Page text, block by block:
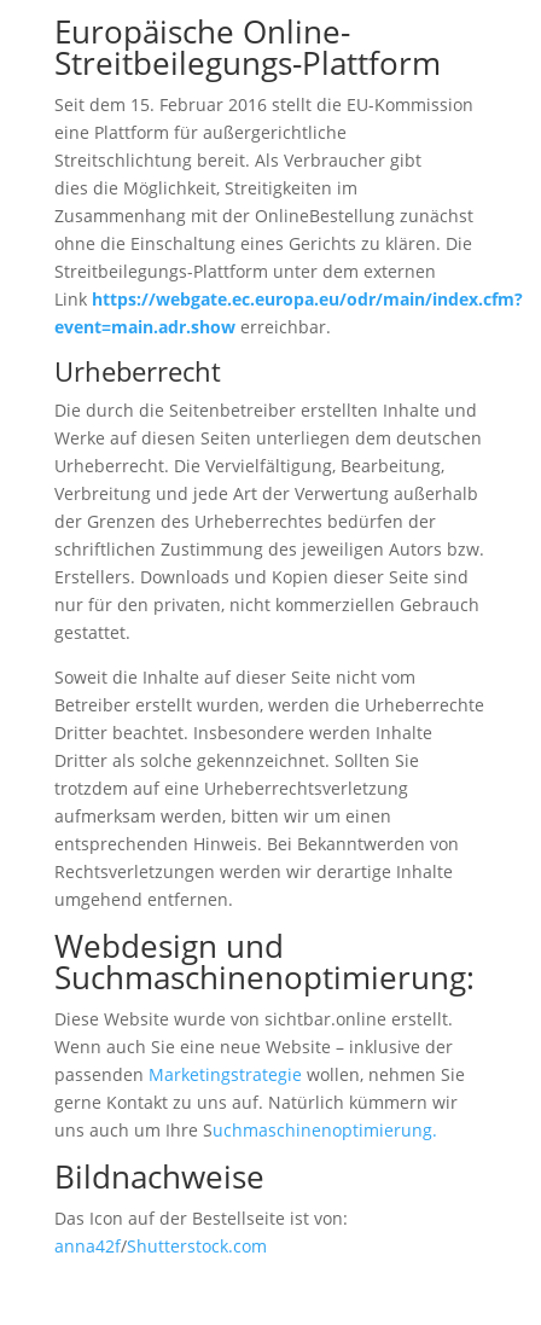
Europäische Online-
Streitbeilegungs-Plattform
Seit dem 15. Februar 2016 stellt die EU-Kommission
eine Plattform für außergerichtliche
Streitschlichtung bereit. Als Verbraucher gibt
dies die Möglichkeit, Streitigkeiten im
Zusammenhang mit der OnlineBestellung zunächst
ohne die Einschaltung eines Gerichts zu klären. Die
Streitbeilegungs-Plattform unter dem externen
Link https://webgate.ec.europa.eu/odr/main/index.cfm?
event=main.adr.showerreichbar.
Urheberrecht
Die durch die Seitenbetreiber erstellten Inhalte und
Werke auf diesen Seiten unterliegen dem deutschen
Urheberrecht. Die Vervielfältigung, Bearbeitung,
Verbreitung und jede Art der Verwertung außerhalb
der Grenzen des Urheberrechtes bedürfen der
schriftlichen Zustimmung des jeweiligen Autors bzw.
Erstellers. Downloads und Kopien dieser Seite sind
nur für den privaten, nicht kommerziellen Gebrauch
gestattet.
Soweit die Inhalte auf dieser Seite nicht vom
Betreiber erstellt wurden, werden die Urheberrechte
Dritter beachtet. Insbesondere werden Inhalte
Dritter als solche gekennzeichnet. Sollten Sie
trotzdem auf eine Urheberrechtsverletzung
aufmerksam werden, bitten wir um einen
entsprechenden Hinweis. Bei Bekanntwerden von
Rechtsverletzungen werden wir derartige Inhalte
umgehend entfernen.
Webdesign und
Suchmaschinenoptimierung:
Diese Website wurde von sichtbar.online erstellt.
Wenn auch Sie eine neue Website – inklusive der
passenden Marketingstrategie wollen, nehmen Sie
gerne Kontakt zu uns auf. Natürlich kümmern wir
uns auch um Ihre Suchmaschinenoptimierung.
Bildnachweise
Das Icon auf der Bestellseite ist von:
anna42f/Shutterstock.com